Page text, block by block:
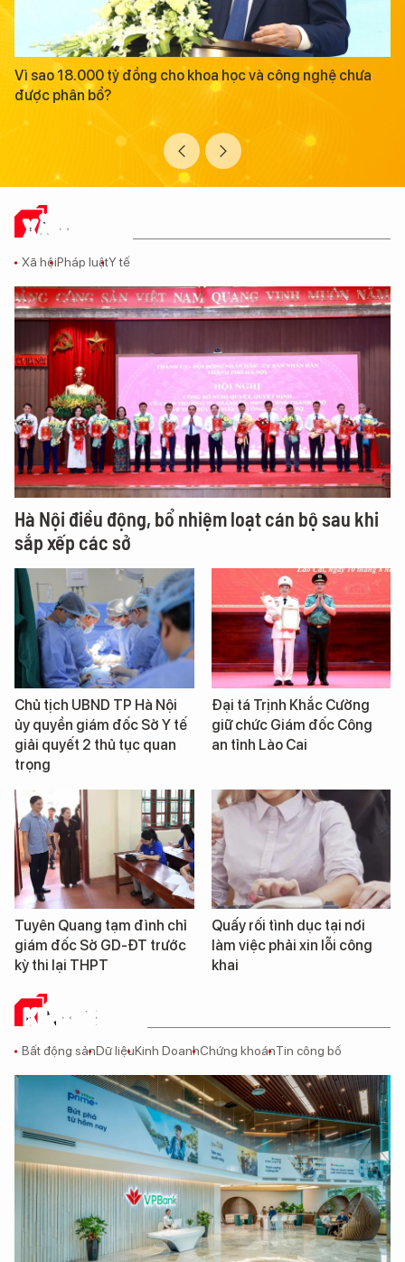
Vì sao 18.000 tỷ đồng cho khoa học và công nghệ chưa
được phân bổ?
XÃ HỘI SỐ
Xã hộiPháp luậtY tế
Hà Nội điều động, bổ nhiệm loạt cán bộ sau khi
sắp xếp các sở
Chủ tịch UBND TP Hà Nội
ủy quyền giám đốc Sở Y tế
giải quyết 2 thủ tục quan
trọng
Đại tá Trịnh Khắc Cường
giữ chức Giám đốc Công
an tỉnh Lào Cai
Tuyên Quang tạm đình chỉ
giám đốc Sở GD-ĐT trước
kỳ thi lại THPT
Quấy rối tình dục tại nơi
làm việc phải xin lỗi công
khai
KINH TẾ SỐ
Bất động sảnDữ liệuKinh DoanhChứng khoánTin công bố